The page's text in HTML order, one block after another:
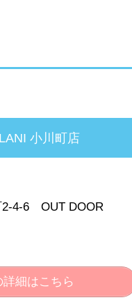
小川町店
2-4-6 OUT DOOR
細はこちら